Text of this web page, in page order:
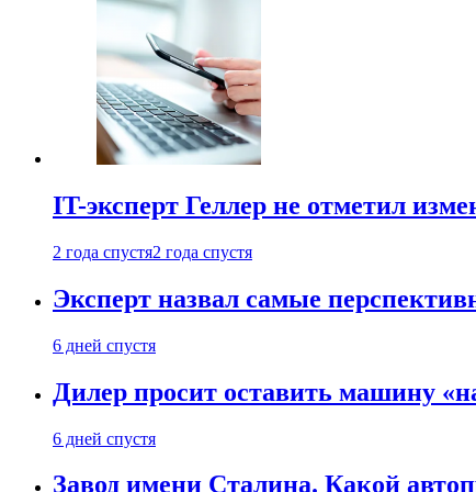
IT-эксперт Геллер не отметил
2 года спустя2 года спустя
Эксперт назвал самые
6 дней спустя
Дилер просит оставить машину
6 дней спустя
Завод имени Сталина. Какой